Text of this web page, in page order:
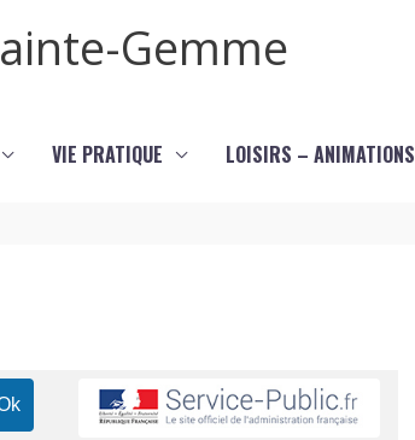
Gemme
VIE PRATIQUE LOISIRS – ANIMATIONS